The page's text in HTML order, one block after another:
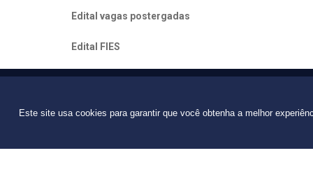
Este site usa cookies para garantir que você obtenha a melhor
Edital vagas postergadas
Edital FIES
Explore
Vestibular